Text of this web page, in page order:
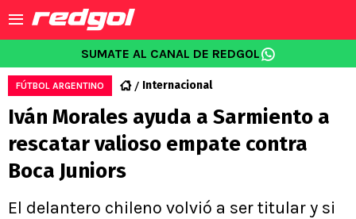
SUMATE AL CANAL DE REDGOL
FÚTBOL ARGENTINO Internacional
Iván Morales ayuda a Sarmiento a
rescatar valioso empate contra
Boca Juniors
El delantero chileno volvió a ser titular y si